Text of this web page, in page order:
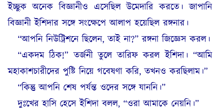
ইচ্ছুক অনেক বিজ্ঞানীও এসেছিল উমেদারি করতে। জাপানি
বিজ্ঞানী ইশিদার সঙ্গে সংক্ষেপে আলাপ হয়েছিল রঙ্গনার।
“আপনি নিউট্রিশনে ছিলেন, তাই না?” রঙ্গনা জিজ্ঞেস করল।
“একদম ঠিক!” তর্জনী তুলে তারিফ করল ইশিদা। “আমি
মহাকাশচারীদের পুষ্টি নিয়ে গবেষণা করি, তখনও করছিলাম।”
“কিন্তু আপনি শেষ পর্যন্ত ওদের সঙ্গে যাননি।”
দুঃখের হাসি হেসে ইশিদা বলল, “ওরা আমাকে নেয়নি।”